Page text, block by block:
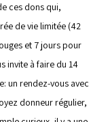
ces dons qui,
de vie limitée (42
et 7 jours pour
invite à faire du 14
un rendez-vous avec
donneur régulier,